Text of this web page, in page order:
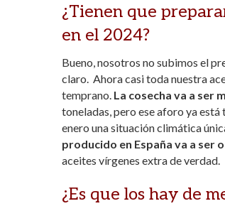
¿Tienen que
en el 2024?
Bueno, nosotros no subimos el
claro. Ahora casi toda nuestra
temprano. La cosecha va a ser
toneladas, pero ese aforo ya
enero una situación climática
producido en España va a ser
aceites vírgenes extra de verdad.
¿Es que los hay de